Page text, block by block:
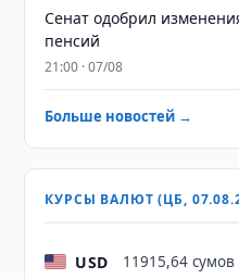
Сенат одобрил
пенсий
21:00 · 07/08
Больше новостей →
КУРСЫ ВАЛЮТ (ЦБ,
USD 11915,64 сумов